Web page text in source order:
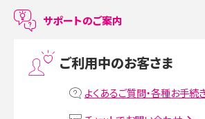
LINEで友だちを削除する方法は？方法ごとの影響や復
MNOとは？MVNOやMVNEとの違いやメリット・デメリッ
VPN接続とは？仕組みや必要性、メリット・デメリット、
サポートのご案内
ご利用中のお客さま
よくあるご質問・各種お手続